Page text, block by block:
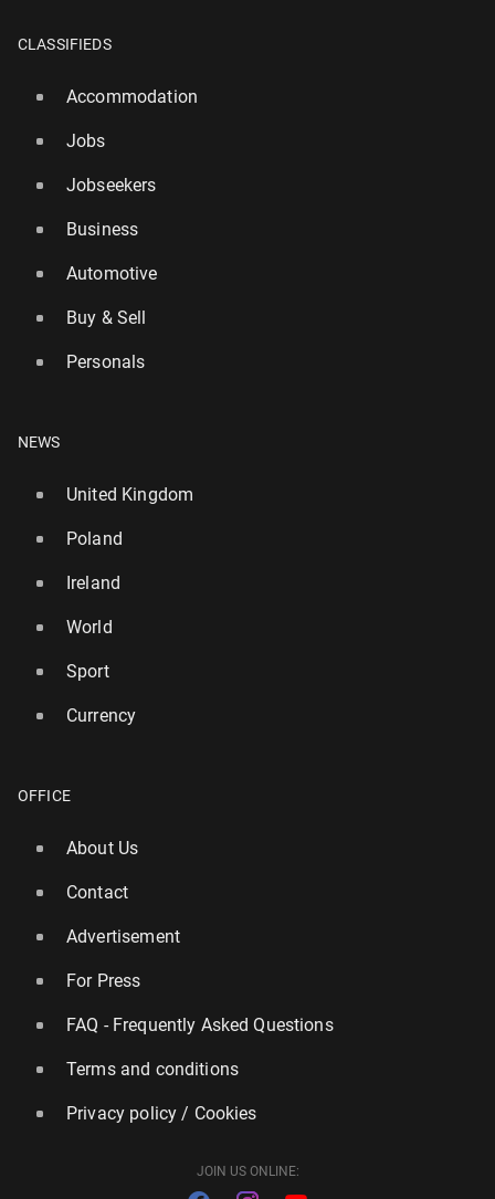
CLASSIFIEDS
Accommodation
Jobs
Jobseekers
Business
Automotive
Buy & Sell
Personals
NEWS
United Kingdom
Poland
Ireland
World
Sport
Currency
OFFICE
About Us
Contact
Advertisement
For Press
FAQ - Frequently Asked Questions
Terms and conditions
Privacy policy / Cookies
JOIN US ONLINE: